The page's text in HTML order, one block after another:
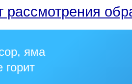
рассмотрения
яма
горит